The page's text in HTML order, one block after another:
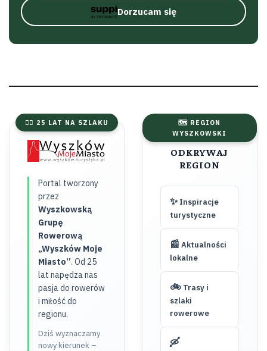
Dorzucam się
🚴‍♂️ 25 LAT NA SZLAKU
Portal tworzony
przez
Wyszkowską
Grupę
Rowerową
„Wyszków Moje
Miasto”. Od 25
lat napędza nas
pasja do rowerów
i miłość do
regionu.
Dziś wyznaczamy
nowy kierunek –
🗺️ REGION
WYSZKOWSKI
ODKRYWAJ
REGION
✨Inspiracje
turystyczne
📰 Aktualności
lokalne
🚲Trasy i
szlaki
rowerowe
🛶